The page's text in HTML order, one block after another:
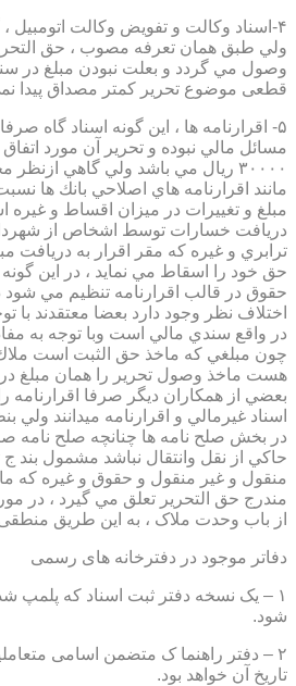
۴-اسناد وكالت و تفويض وكالت
ولي طبق همان تعرفه مصوب ، حق
وصول مي گردد و بعلت نبودن مبلغ در
قطعی موضوع تحریر کمتر مصداق پیدا
۵- اقرارنامه ها ، اين گونه اسناد گاه
مسائل مالي نبوده و تحرير آن مورد
۳۰۰۰۰ ريال مي باشد ولي گاهي
مانند اقرارنامه هاي اصلاحي بانك ها
مبلغ و تغييرات در ميزان اقساط و غيره
دريافت خسارات توسط اشخاص از
ترابري و غيره كه مقر اقرار به دريافت
حق خود را اسقاط مي نمايد ، در اين
حقوق در قالب اقرارنامه تنظيم مي شود
اختلاف نظر وجود دارد بعضا معتقدند با
در واقع سندي مالي است وبا توجه به
چون مبلغي كه ماخذ حق الثبت است
هست ماخذ وصول تحرير را همان مبلغ در
بعضي از همكاران ديگر صرفا
اسناد غيرمالي و اقرارنامه ميدانند
در بخش صلح نامه ها چنانچه صلح نامه
حاكي از نقل وانتقال نباشد مشمول بند
منقول و غير منقول و حقوق و غيره كه
مندرج حق التحرير تعلق مي گيرد ، در
از باب وحدت ملاک ، به این طریق
دفاتر موجود در دفترخانه های رسمی
۱ – یک نسخه دفتر ثبت اسناد که پلمپ
شود.
۲ – دفتر راهنما ک متضمن اسامی
تاریخ آن خواهد بود.